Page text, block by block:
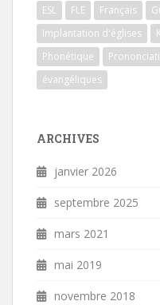
ESL
FLE Français
Implantation d'églises
Phonétique
évangéliques
ARCHIVES
janvier 2026
septembre 2025
mars 2021
mai 2019
novembre 2018